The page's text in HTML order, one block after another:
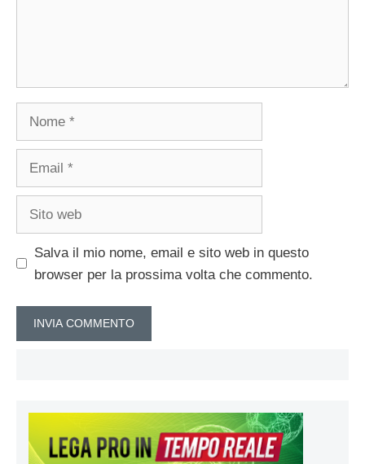
Nome
Email
Sito
Salva il mio nome, email e sito web in questo
browser per la prossima volta che commento.